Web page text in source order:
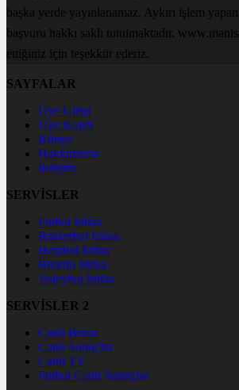
başka yerde yayınlanamaz. Aykırı işlem
başvuru hakkı saklı tutulmaktadır.
ettiğiniz için teşekkür ederiz.
SAYFALAR
Üye Girişi
Üye Kaydı
Künye
Hakkımızda
İletişim
SERVİSLER
Futbol İddaa
Basketbol İddaa
Hentbol İddaa
Bilardo İddaa
Voleybol İddaa
SERVİSLER 2
Canlı Borsa
Canlı Sonuçlar
Canlı TV
Futbol Canlı Sonuçlar